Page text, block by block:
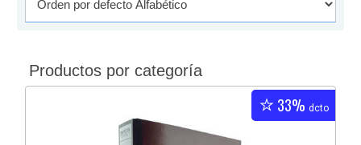
Productos por categoría
33% dcto